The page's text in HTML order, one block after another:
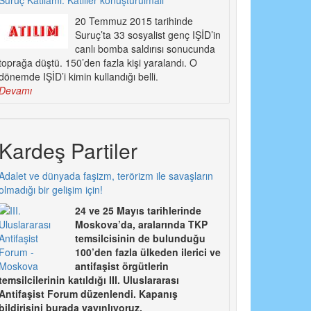
20 Temmuz 2015 tarihinde
Suruç’ta 33 sosyalist genç IŞİD’in
canlı bomba saldırısı sonucunda
düştü. 150’den fazla kişi yaralandı. O
IŞİD’i kimin kullandığı belli.
Kardeş Partiler
ve dünyada faşizm, terörizm ile savaşların
bir gelişim için!
24 ve 25 Mayıs tarihlerinde
Moskova’da, aralarında TKP
temsilcisinin de bulunduğu
100’den fazla ülkeden ilerici ve
antifaşist örgütlerin
katıldığı III. Uluslararası
Forum düzenlendi. Kapanış
burada yayınlıyoruz.